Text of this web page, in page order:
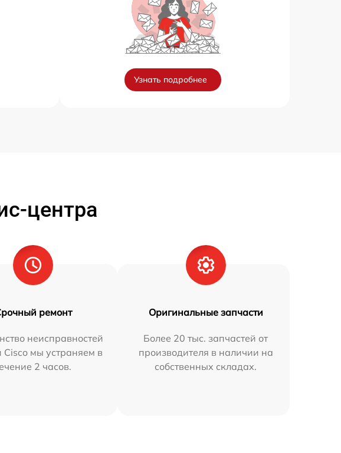
Узнать подробнее
центра
ремонт
неисправностей
Cisco мы устраняем в
2 часов.
Оригинальные запчасти
Более 20 тыс. запчастей от
производителя в наличии на
собственных складах.